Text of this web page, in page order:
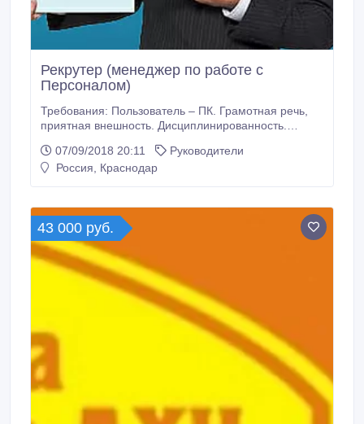
Рекрутер (менеджер по работе с
Персоналом)
Требования: Пользователь – ПК. Грамотная речь,
приятная внешность. Дисциплинированность.
работы в радиусе с 09-00 до 18-00 часов. Обучение
предоставляется на бесплатной основе. Оказание
Клиентов.
07/09/2018 20:11
Руководители
Россия, Краснодар
43 000 руб.